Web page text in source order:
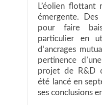
L’éolien flottant
émergente. Des
pour faire
particulier en
d’ancrages
pertinence
projet de R&D
été lancé en
ses conclusions